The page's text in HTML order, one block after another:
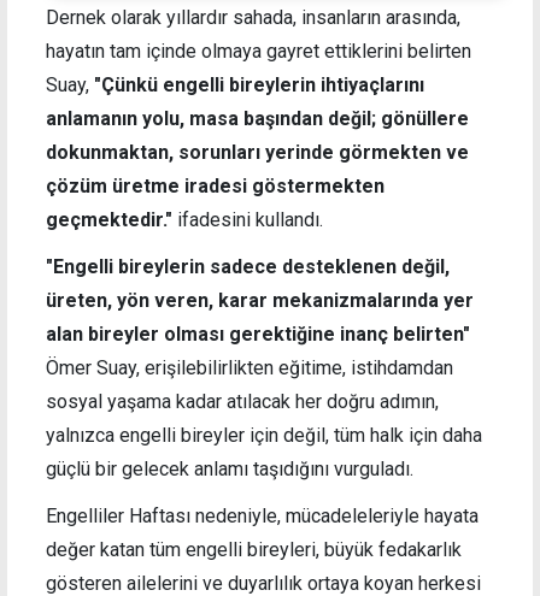
Dernek olarak yıllardır sahada, insanların arasında,
hayatın tam içinde olmaya gayret ettiklerini belirten
Suay, "Çünkü engelli bireylerin ihtiyaçlarını
anlamanın yolu, masa başından değil; gönüllere
dokunmaktan, sorunları yerinde görmekten ve
çözüm üretme iradesi göstermekten
geçmektedir." ifadesini kullandı.
"Engelli bireylerin sadece desteklenen değil,
üreten, yön veren, karar mekanizmalarında yer
alan bireyler olması gerektiğine inanç belirten"
Ömer Suay, erişilebilirlikten eğitime, istihdamdan
sosyal yaşama kadar atılacak her doğru adımın,
yalnızca engelli bireyler için değil, tüm halk için daha
güçlü bir gelecek anlamı taşıdığını vurguladı.
Engelliler Haftası nedeniyle, mücadeleleriyle hayata
değer katan tüm engelli bireyleri, büyük fedakarlık
gösteren ailelerini ve duyarlılık ortaya koyan herkesi